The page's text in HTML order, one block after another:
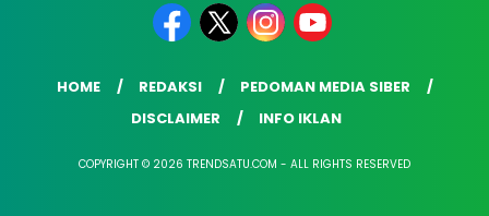
HOME REDAKSI
PEDOMAN MEDIA SIBER
DISCLAIMER
INFO IKLAN
COPYRIGHT © 2026 TRENDSATU.COM - ALL RIGHTS RESERVED